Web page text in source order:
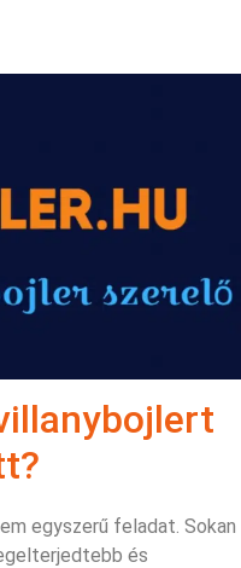
egyszerű feladat. Sokan
és